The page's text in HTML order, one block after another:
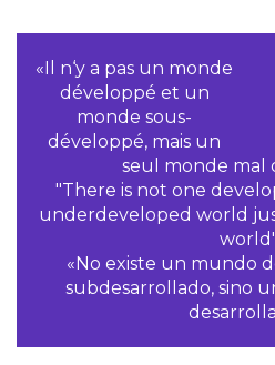
«Il n‘y a pas un monde
développé et un
monde sous-
développé, mais un
seul monde mal
"There is not one
underdeveloped world
«No existe un mundo
subdesarrollado, sino